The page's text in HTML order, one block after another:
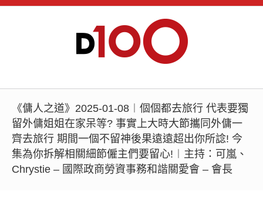
《傭人之道》2025-01-08︱個個都去旅行 代表要獨
留外傭姐姐在家呆等? 事實上大時大節攜同外傭一
齊去旅行 期間一個不留神後果遠遠超出你所諗! 今
集為你拆解相關細節僱主們要留心!︱主持：可嵐、
Chrystie – 國際政商勞資事務和諧關愛會 – 會長